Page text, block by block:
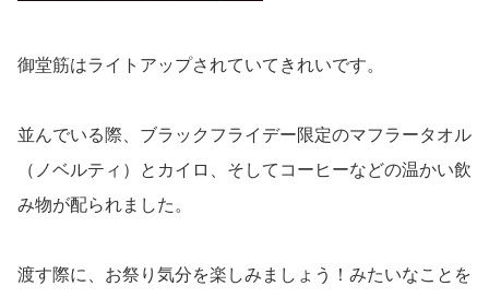
御堂筋はライトアップされていてきれいです。
並んでいる際、ブラックフライデー限定のマフラータオル
（ノベルティ）とカイロ、そしてコーヒーなどの温かい飲
み物が配られました。
渡す際に、お祭り気分を楽しみましょう！みたいなことを